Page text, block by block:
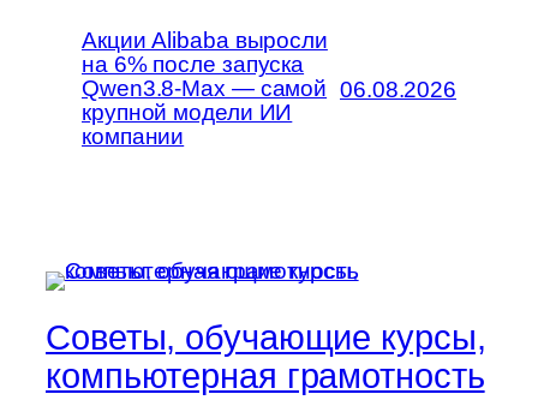
Акции Alibaba выросли
на 6% после запуска
Qwen3.8-Max — самой
крупной модели ИИ
компании
06.08.2026
Советы, обучающие курсы,
компьютерная грамотность